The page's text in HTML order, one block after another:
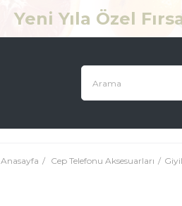
Yeni Yıla Özel
Anasayfa Cep Telefonu Aksesuarları